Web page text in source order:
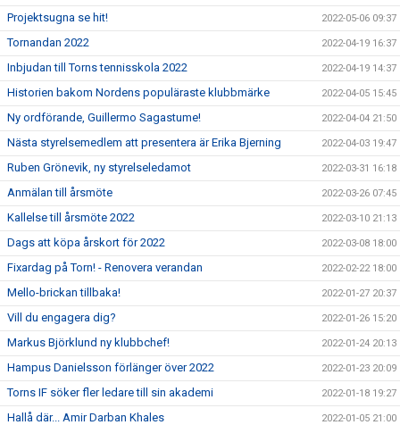
Projektsugna se hit! 2022-05-06 09:37
Tornandan 2022 2022-04-19 16:37
Inbjudan till Torns tennisskola 2022 2022-04-19 14:37
Historien bakom Nordens populäraste klubbmärke 2022-04-05 15:45
Ny ordförande, Guillermo Sagastume! 2022-04-04 21:50
Nästa styrelsemedlem att presentera är Erika Bjerning 2022-04-03 19:47
Ruben Grönevik, ny styrelseledamot 2022-03-31 16:18
Anmälan till årsmöte 2022-03-26 07:45
Kallelse till årsmöte 2022 2022-03-10 21:13
Dags att köpa årskort för 2022 2022-03-08 18:00
Fixardag på Torn! - Renovera verandan 2022-02-22 18:00
Mello-brickan tillbaka! 2022-01-27 20:37
Vill du engagera dig? 2022-01-26 15:20
Markus Björklund ny klubbchef! 2022-01-24 20:13
Hampus Danielsson förlänger över 2022 2022-01-23 20:09
Torns IF söker fler ledare till sin akademi 2022-01-18 19:27
Hallå där... Amir Darban Khales 2022-01-05 21:00